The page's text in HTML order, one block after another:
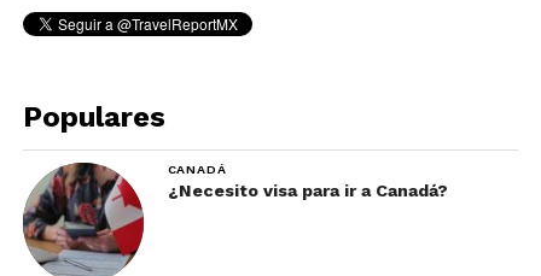
Populares
CANADÁ
¿Necesito visa para ir a Canadá?